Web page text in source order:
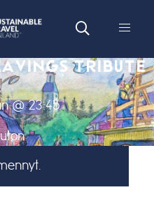
TRIBUTE
@ 23:45